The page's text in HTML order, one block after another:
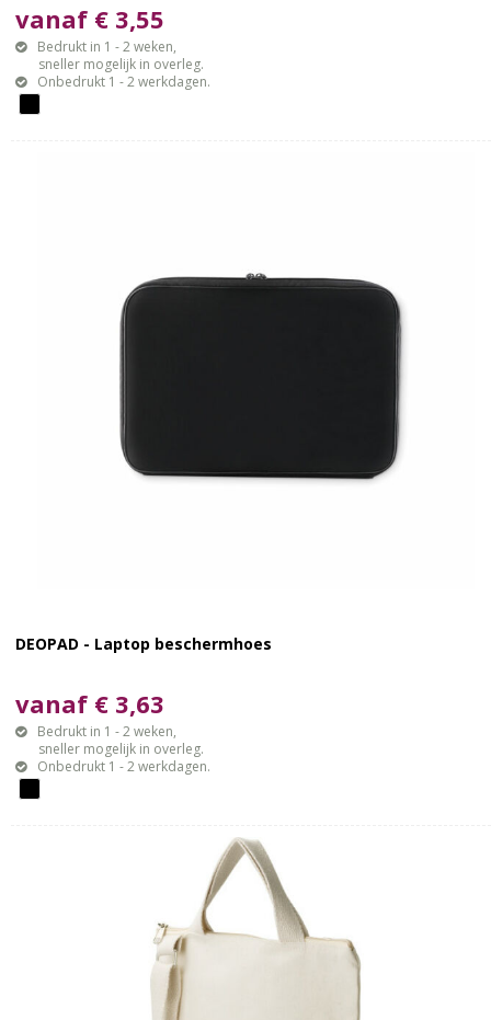
vanaf € 3,55
Bedrukt in 1 - 2 weken,
sneller mogelijk in overleg.
Onbedrukt 1 - 2 werkdagen.
DEOPAD - Laptop beschermhoes
vanaf € 3,63
Bedrukt in 1 - 2 weken,
sneller mogelijk in overleg.
Onbedrukt 1 - 2 werkdagen.